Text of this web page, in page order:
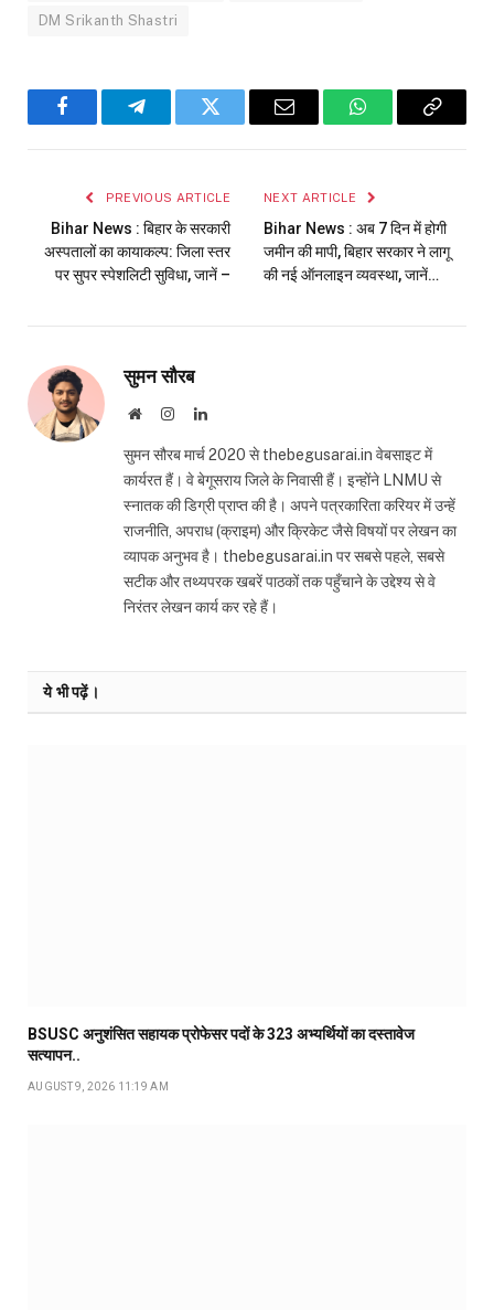
DM Srikanth Shastri
FacebookTelegramTwitter Email WhatsAppCopy
PREVIOUS ARTICLE
Bihar News : बिहार के सरकारी
अस्पतालों का कायाकल्प: जिला स्तर
पर सुपर स्पेशलिटी सुविधा, जानें –
NEXT ARTICLE
Bihar News : अब 7 दिन में होगी
जमीन की मापी, बिहार सरकार ने लागू
की नई ऑनलाइन व्यवस्था, जानें…
सुमन सौरब
WebsiteInstagramLinkedIn
सुमन सौरब मार्च 2020 से thebegusarai.in वेबसाइट में
कार्यरत हैं। वे बेगूसराय जिले के निवासी हैं। इन्होंने LNMU से
स्नातक की डिग्री प्राप्त की है। अपने पत्रकारिता करियर में उन्हें
राजनीति, अपराध (क्राइम) और क्रिकेट जैसे विषयों पर लेखन का
व्यापक अनुभव है। thebegusarai.in पर सबसे पहले, सबसे
सटीक और तथ्यपरक खबरें पाठकों तक पहुँचाने के उद्देश्य से वे
निरंतर लेखन कार्य कर रहे हैं।
ये भी पढ़ें।
BSUSC अनुशंसित सहायक प्रोफेसर पदों के 323 अभ्यर्थियों का दस्तावेज
सत्यापन..
AUGUST 9, 2026 11:19 AM